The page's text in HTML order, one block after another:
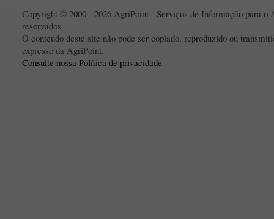
Copyright © 2000 - 2026 AgriPoint - Serviços de Informação para o
reservados
O conteúdo deste site não pode ser copiado, reproduzido ou
expresso da AgriPoint.
Consulte nossa Política de privacidade